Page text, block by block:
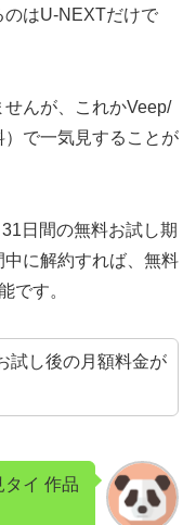
のはU-NEXTだけで
んが、これかVeep/
で一気見することが
日間の無料お試し期
に解約すれば、無料
です。
試し後の月額料金が
タイ 作品